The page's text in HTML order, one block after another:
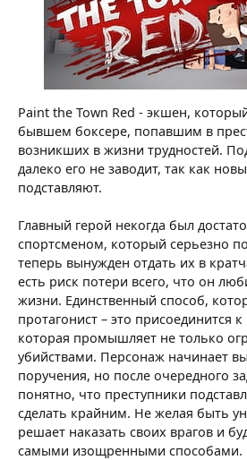
Paint the Town Red - экшен,
бывшем боксере, попавшим в
возникших в жизни трудностей.
далеко его не заводит, так как
подставляют.
Главный герой некогда был
спортсменом, который серьезно
теперь вынужден отдать их в
есть риск потери всего, что он
жизни. Единственный способ,
протагонист – это присоединится
которая промышляет не только
убийствами. Персонаж начинает
поручения, но после очередного
понятно, что преступники
сделать крайним. Не желая быть
решает наказать своих врагов и
самыми изощренными способами.